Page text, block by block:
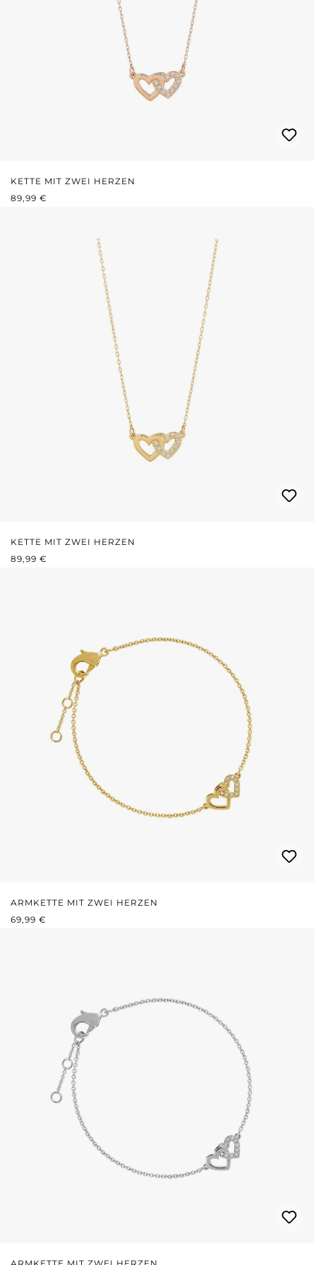
KETTE MIT ZWEI HERZEN
REGULÄRER PREIS:
89,99 €
KETTE MIT ZWEI HERZEN
REGULÄRER PREIS:
89,99 €
ARMKETTE MIT ZWEI HERZEN
REGULÄRER PREIS:
69,99 €